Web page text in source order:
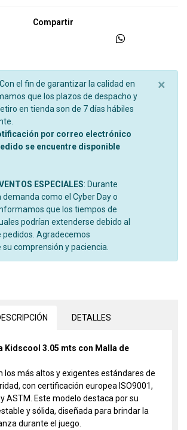
Compartir
el fin de garantizar la calidad en
que los plazos de despacho y
en tienda son de 7 días hábiles
por correo electrónico
se encuentre disponible
ESPECIALES: Durante
como el Cyber Day o
que los tiempos de
podrían extenderse debido al
pedidos. Agradecemos
comprensión y paciencia.
×
DETALLES
Kidscool 3.05 mts con Malla de
los más altos y exigentes estándares de
con certificación europea ISO9001,
y ASTM. Este modelo destaca por su
y sólida, diseñada para brindar la
durante el juego.